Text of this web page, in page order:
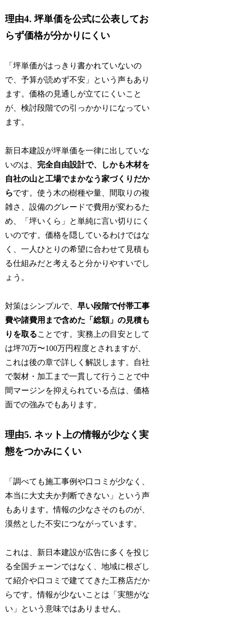
理由4. 坪単価を公式に公表してお
らず価格が分かりにくい
「坪単価がはっきり書かれていないの
で、予算が読めず不安」という声もあり
ます。価格の見通しが立てにくいこと
が、検討段階での引っかかりになってい
ます。
新日本建設が坪単価を一律に出していな
いのは、 完全自由設計で、しかも木材を
自社の山と工場でまかなう家づくりだか
らです。使う木の樹種や量、間取りの複
雑さ、設備のグレードで費用が変わるた
め、「坪いくら」と単純に言い切りにく
いのです。価格を隠しているわけではな
く、一人ひとりの希望に合わせて見積も
る仕組みだと考えると分かりやすいでし
ょう。
対策はシンプルで、早い段階で付帯工事
費や諸費用まで含めた「総額」の見積も
りを取ることです。実務上の目安として
は坪70万〜100万円程度とされますが、
これは後の章で詳しく解説します。自社
で製材・加工まで一貫して行うことで中
間マージンを抑えられている点は、価格
面での強みでもあります。
理由5. ネット上の情報が少なく実
態をつかみにくい
「調べても施工事例や口コミが少なく、
本当に大丈夫か判断できない」という声
もあります。情報の少なさそのものが、
漠然とした不安につながっています。
これは、新日本建設が広告に多くを投じ
る全国チェーンではなく、地域に根ざし
て紹介や口コミで建ててきた工務店だか
らです。情報が少ないことは「実態がな
い」という意味ではありません。